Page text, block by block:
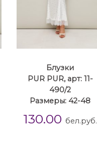
Блузки
PUR PUR, арт: 11-
490/2
Размеры: 42-48
130.00 бел.руб.